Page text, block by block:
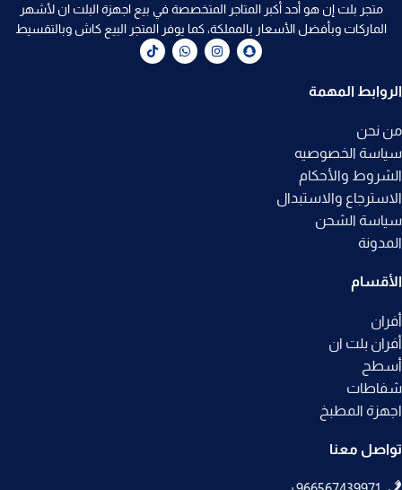
متجر بلت إن هو أحد أكبر المتاجر المتخصصة في بيع اجهزة البلت ان لأشهر
الماركات وبأفضل الأسعار بالمملكة، كما يوفر المتجر البيع كاش وبالتقسيط
الروابط المهمة
من نحن
سياسة الخصوصيه
الشروط والأحكام
الاسترجاع والاستبدال
سياسة الشحن
المدونة
الأقسام
أفران
أفران بلت ان
أسطح
شفاطات
اجهزة المطبخ
تواصل معنا